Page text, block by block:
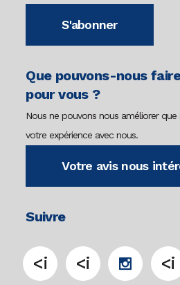
S'abonner
Que pouvons-nous
pour vous ?
Nous ne pouvons nous améliorer que
votre expérience avec nous.
Votre avis nous
Suivre
<i <i <i